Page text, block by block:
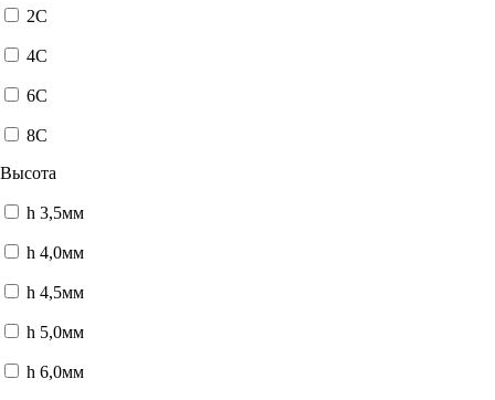
2C
4C
6C
8C
Высота
h 3,5мм
h 4,0мм
h 4,5мм
h 5,0мм
h 6,0мм